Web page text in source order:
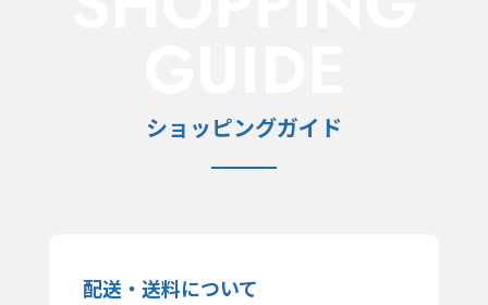
ショッピングガイド
配送・送料について